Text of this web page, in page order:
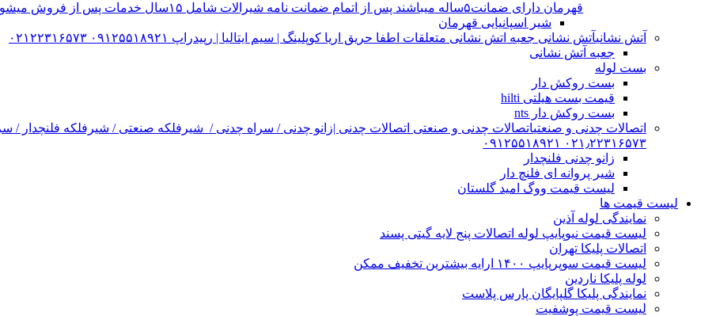
قهرمان دارای ضمانت۵ساله میباشند پس از اتمام ضمانت نامه شیرالات شامل ۱۵سال خدمات پس از فروش میشوند
شیر اسپانیایی قهرمان
آتش نشانیآتش نشانی جعبه اتش نشانی متعلقات اطفا حریق اریا کوپلینگ | سیم ایتالیا | رپیدراپ ۰۹۱۲۵۵۱۸۹۲۱ ۰۲۱۲۲۳۱۶۵۷۳
جعبه آتش نشانی
بست لوله
بست روکش دار
قیمت بست هیلتی hilti
بست روکش دار nts
اتصالات چدنی و صنعتیاتصالات چدنی و صنعتی اتصالات چدنی |زانو چدنی / سراه چدنی / شیرفلکه صنعتی / شیرفلکه فلنچدار /
۰۲۱٫۲۲۳۱۶۵۷۳ ۰۹۱۲۵۵۱۸۹۲۱
زانو چدنی فلنچدار
شیر پروانه ای فلنچ دار
لیست قیمت ووگ امید گلستان
لیست قیمت ها
نمایندگی لوله آذین
لیست قیمت نیوپایپ لوله اتصالات پنج لایه گیتی پسند
اتصالات پلیکا تهران
لیست قیمت سوپرپایپ ۱۴۰۰ ارایه بیشترین تخفیف ممکن
لوله پلیکا ناردین
نمایندگی پلیکا گلپایگان پارس پلاست
لیست قیمت پوشفیت